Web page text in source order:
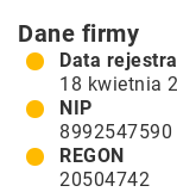
Dane firmy
Data
18 kwietnia
NIP
8992547590
REGON
20504742